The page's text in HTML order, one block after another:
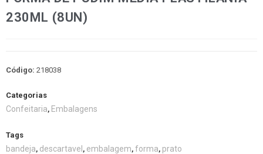
230ML (8UN)
Código: 218038
Categorias
Confeitaria, Embalagens
Tags
bandeja, descartavel, embalagem, forma, prato